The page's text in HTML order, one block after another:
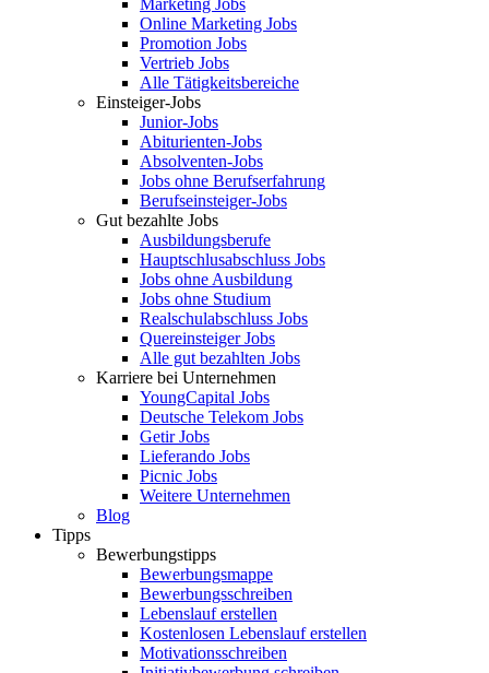
Marketing Jobs
Online Marketing Jobs
Promotion Jobs
Vertrieb Jobs
Alle Tätigkeitsbereiche
Einsteiger-Jobs
Junior-Jobs
Abiturienten-Jobs
Absolventen-Jobs
Jobs ohne Berufserfahrung
Berufseinsteiger-Jobs
Gut bezahlte Jobs
Ausbildungsberufe
Hauptschlusabschluss Jobs
Jobs ohne Ausbildung
Jobs ohne Studium
Realschulabschluss Jobs
Quereinsteiger Jobs
Alle gut bezahlten Jobs
Karriere bei Unternehmen
YoungCapital Jobs
Deutsche Telekom Jobs
Getir Jobs
Lieferando Jobs
Picnic Jobs
Weitere Unternehmen
Blog
Tipps
Bewerbungstipps
Bewerbungsmappe
Bewerbungsschreiben
Lebenslauf erstellen
Kostenlosen Lebenslauf erstellen
Motivationsschreiben